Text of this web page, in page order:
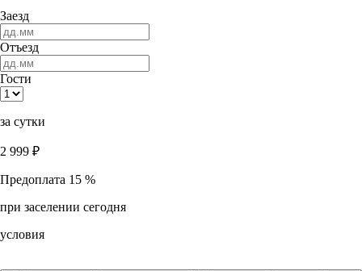
Заезд
Отъезд
Гости
за сутки
2 999 ₽
Предоплата 15 %
при заселении сегодня
условия